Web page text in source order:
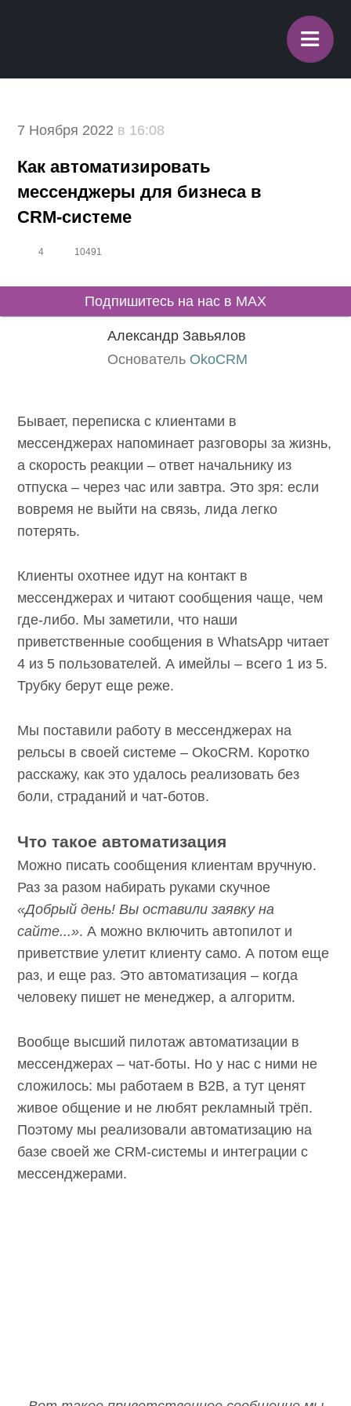
≡
7 Ноября 2022 в 16:08
Как автоматизировать
мессенджеры для бизнеса в
CRM-системе
4 10491
Подпишитесь на нас в MAX
Александр Завьялов
Основатель OkoCRM
Бывает, переписка с клиентами в
мессенджерах напоминает разговоры за жизнь,
а скорость реакции – ответ начальнику из
отпуска – через час или завтра. Это зря: если
вовремя не выйти на связь, лида легко
потерять.
Клиенты охотнее идут на контакт в
мессенджерах и читают сообщения чаще, чем
где-либо. Мы заметили, что наши
приветственные сообщения в WhatsApp читает
4 из 5 пользователей. А имейлы – всего 1 из 5.
Трубку берут еще реже.
Мы поставили работу в мессенджерах на
рельсы в своей системе – OkoCRM. Коротко
расскажу, как это удалось реализовать без
боли, страданий и чат-ботов.
Что такое автоматизация
Можно писать сообщения клиентам вручную.
Раз за разом набирать руками скучное
«Добрый день! Вы оставили заявку на
сайте...». А можно включить автопилот и
приветствие улетит клиенту само. А потом еще
раз, и еще раз. Это автоматизация – когда
человеку пишет не менеджер, а алгоритм.
Вообще высший пилотаж автоматизации в
мессенджерах – чат-боты. Но у нас с ними не
сложилось: мы работаем в B2B, а тут ценят
живое общение и не любят рекламный трёп.
Поэтому мы реализовали автоматизацию на
базе своей же CRM-системы и интеграции с
мессенджерами.
персональные данныес использованием Яндекс
Метрики. Это улучшает работу сайта и
взаимодействие с ним. Подтвердите ваше согласие,
нажав кнопу Ок.